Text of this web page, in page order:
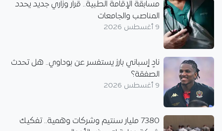
مسابقة الإقامة الطبية.. قرار وزاري جديد يحدد
المناصب والجامعات
9 أغسطس 2026
نادٍ إسباني بارز يستفسر عن بوداوي.. هل تحدث
الصفقة؟
9 أغسطس 2026
7380 مليار سنتيم وشركات وهمية.. تفكيك